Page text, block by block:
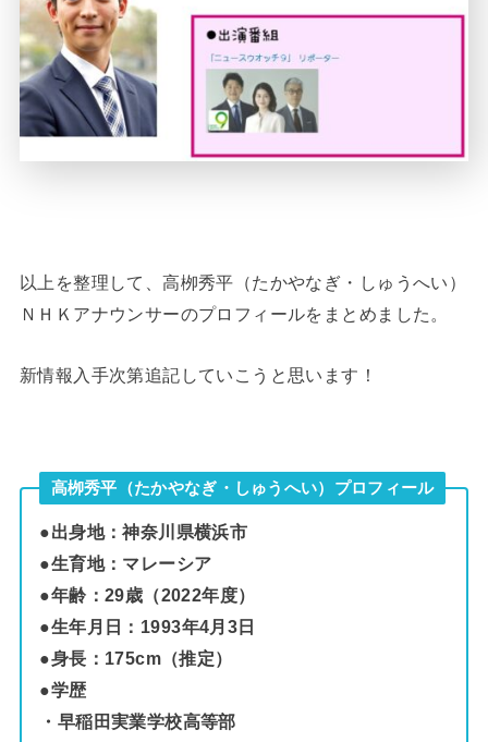
以上を整理して、高栁秀平（たかやなぎ・しゅうへい）
ＮＨＫアナウンサーのプロフィールをまとめました。
新情報入手次第追記していこうと思います！
高栁秀平（たかやなぎ・しゅうへい）プロフィール
●出身地：神奈川県横浜市
●生育地：マレーシア
●年齢：29歳（2022年度）
●生年月日： 1993年4月3日
●身長：175cm（推定）
●学歴
・早稲田実業学校高等部